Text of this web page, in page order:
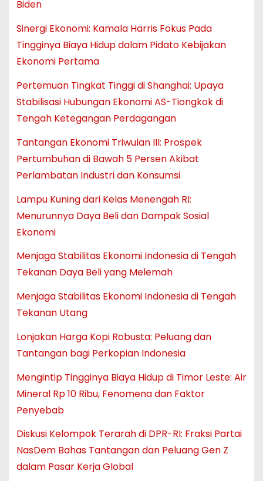
Biden
Sinergi Ekonomi: Kamala Harris Fokus Pada
Tingginya Biaya Hidup dalam Pidato Kebijakan
Ekonomi Pertama
Pertemuan Tingkat Tinggi di Shanghai: Upaya
Stabilisasi Hubungan Ekonomi AS-Tiongkok di
Tengah Ketegangan Perdagangan
Tantangan Ekonomi Triwulan III: Prospek
Pertumbuhan di Bawah 5 Persen Akibat
Perlambatan Industri dan Konsumsi
Lampu Kuning dari Kelas Menengah RI:
Menurunnya Daya Beli dan Dampak Sosial
Ekonomi
Menjaga Stabilitas Ekonomi Indonesia di Tengah
Tekanan Daya Beli yang Melemah
Menjaga Stabilitas Ekonomi Indonesia di Tengah
Tekanan Utang
Lonjakan Harga Kopi Robusta: Peluang dan
Tantangan bagi Perkopian Indonesia
Mengintip Tingginya Biaya Hidup di Timor Leste: Air
Mineral Rp 10 Ribu, Fenomena dan Faktor
Penyebab
Diskusi Kelompok Terarah di DPR-RI: Fraksi Partai
NasDem Bahas Tantangan dan Peluang Gen Z
dalam Pasar Kerja Global